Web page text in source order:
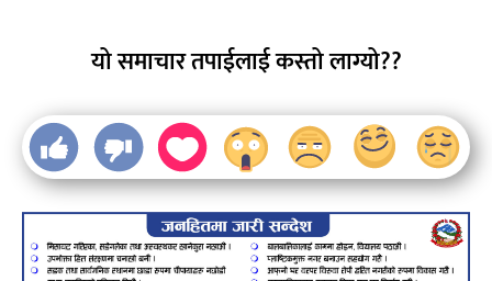
यो समाचार तपाईलाई कस्तो लाग्यो??